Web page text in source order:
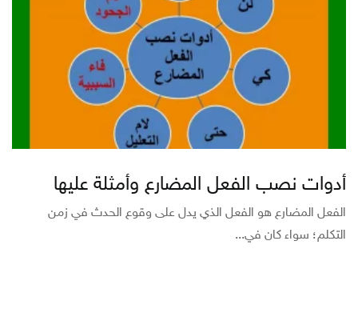
أدوات نصب الفعل المضارع وأمثلة عليها
الفعل المضارع هو الفعل الذي يدل على وقوع الحدث في زمن
التكلم؛ سواء كان في...